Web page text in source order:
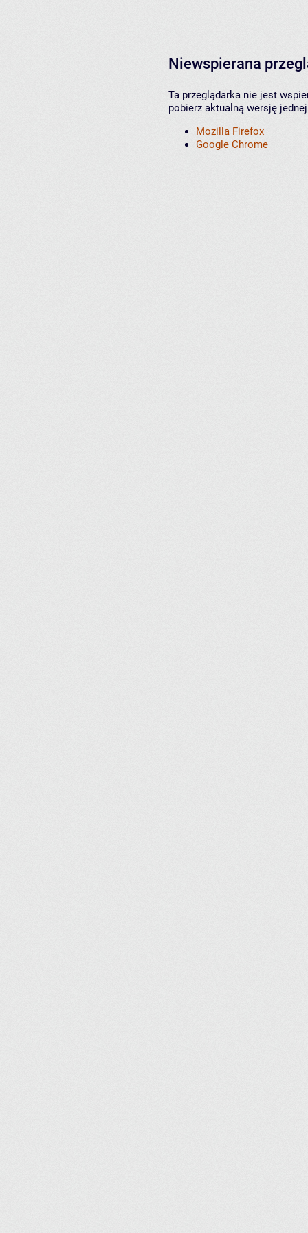
Niewspierana
Ta przeglądarka nie jest
pobierz aktualną wersję
Mozilla Firefox
Google Chrome